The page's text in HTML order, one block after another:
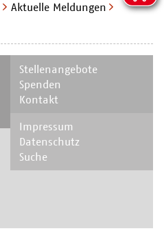
Aktuelle Meldungen
Navigation
überspringen
Stellenangebote
Spenden
Kontakt
Navigation
überspringen
Impressum
Datenschutz
Suche